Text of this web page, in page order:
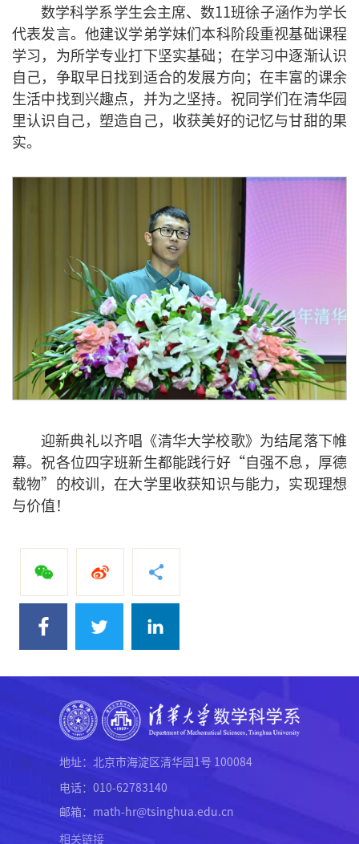
数学科学系学生会主席、数11班徐子涵作为学长
代表发言。他建议学弟学妹们本科阶段重视基础课程
学习，为所学专业打下坚实基础；在学习中逐渐认识
自己，争取早日找到适合的发展方向；在丰富的课余
生活中找到兴趣点，并为之坚持。祝同学们在清华园
里认识自己，塑造自己，收获美好的记忆与甘甜的果
实。
迎新典礼以齐唱《清华大学校歌》为结尾落下帷
幕。祝各位四字班新生都能践行好“自强不息，厚德
载物”的校训，在大学里收获知识与能力，实现理想
与价值！
地址：北京市海淀区清华园1号 100084
电话：010-62783140
邮箱：math-hr@tsinghua.edu.cn
相关链接